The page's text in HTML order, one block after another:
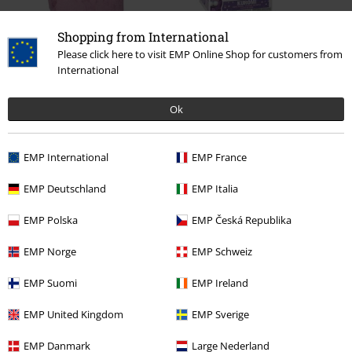
Shopping from International
Please click here to visit EMP Online Shop for customers from
International
Ok
EMP International EMP France
EMP Deutschland EMP Italia
EMP Polska EMP Česká Republika
EMP Norge EMP Schweiz
EMP Suomi EMP Ireland
EMP United Kingdom EMP Sverige
EMP Danmark Large Nederland
Kč 789,00 Kč 409,00
0 Hodnocení
Podělte se o váš názor "Hello Kitty".
Napsat hodnocení